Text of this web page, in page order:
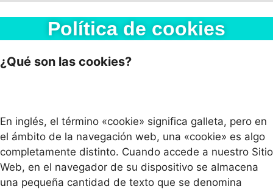
Política de cookies
¿Qué son las cookies?
En inglés, el término «cookie» significa galleta, pero en
el ámbito de la navegación web, una «cookie» es algo
completamente distinto. Cuando accede a nuestro Sitio
Web, en el navegador de su dispositivo se almacena
una pequeña cantidad de texto que se denomina